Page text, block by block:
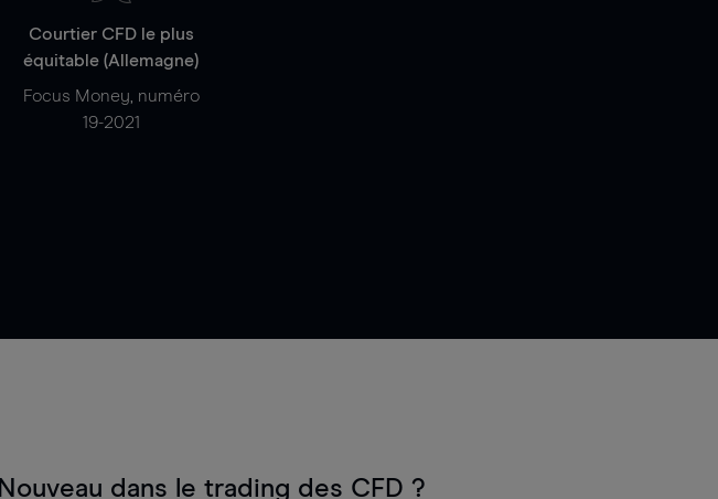
Courtier CFD le plus
équitable (Allemagne)
Focus Money, numéro
19-2021
Nouveau dans le trading des CFD ?